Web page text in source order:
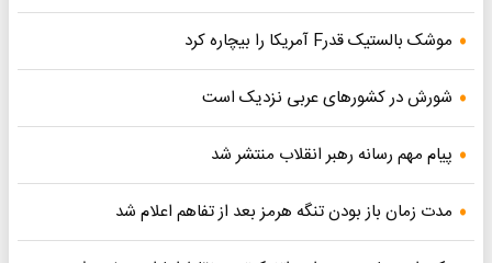
موشک بالستیک قدرF آمریکا را بیچاره کرد
شورش در کشورهای عربی نزدیک است
پیام مهم رسانه رهبر انقلاب منتشر شد
مدت زمان باز بودن تنگه هرمز بعد از تفاهم اعلام شد